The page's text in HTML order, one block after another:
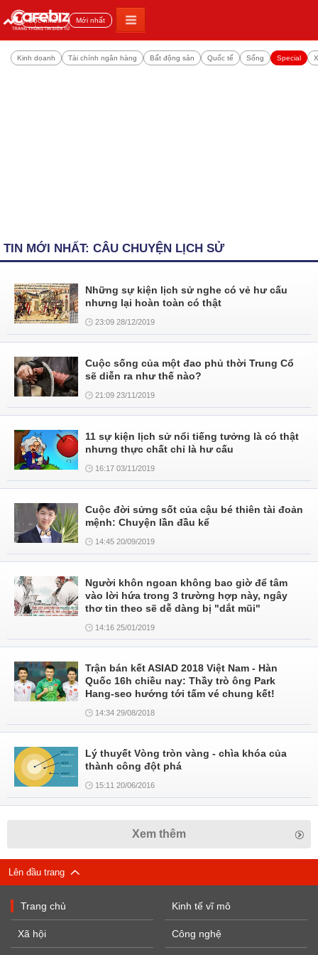
Đọc nhiều Mới nhất
Kinh doanh Tài chính ngân hàng Bất động sản Quốc tế Sống Special
TIN MỚI NHẤT: CÂU CHUYỆN LỊCH SỬ
Những sự kiện lịch sử nghe có vẻ hư cấu
nhưng lại hoàn toàn có thật
23:09 28/12/2019
Cuộc sống của một đao phủ thời Trung Cổ
sẽ diễn ra như thế nào?
21:09 23/11/2019
11 sự kiện lịch sử nổi tiếng tưởng là có thật
nhưng thực chất chỉ là hư cấu
16:17 03/11/2019
Cuộc đời sửng sốt của cậu bé thiên tài đoản
mệnh: Chuyện lần đầu kể
14:45 20/09/2019
Người khôn ngoan không bao giờ để tâm
vào lời hứa trong 3 trường hợp này, ngây
thơ tin theo sẽ dễ dàng bị "dắt mũi"
14:16 25/01/2019
Trận bán kết ASIAD 2018 Việt Nam - Hàn
Quốc 16h chiều nay: Thầy trò ông Park
Hang-seo hướng tới tấm vé chung kết!
14:34 29/08/2018
Lý thuyết Vòng tròn vàng - chìa khóa của
thành công đột phá
15:11 20/06/2016
Xem thêm
Lên đầu trang
Trang chủ
Xã hội
Kinh tế vĩ mô
Công nghệ